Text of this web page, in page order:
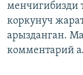
менчигибизди
коркунуч
арызданган.
комментарий